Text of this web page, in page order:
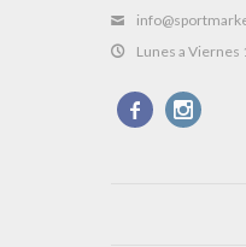
Lunes a Viernes
 